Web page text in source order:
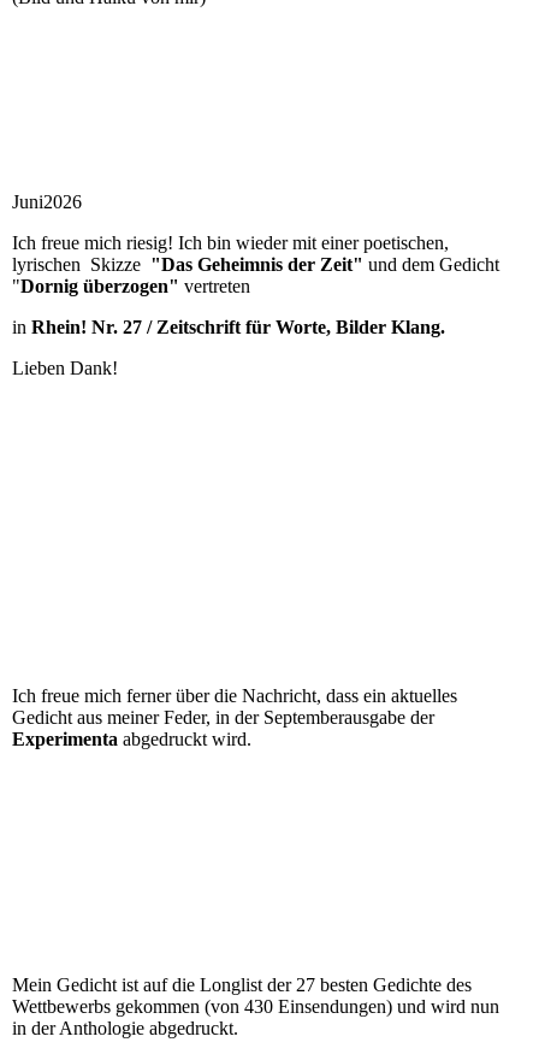
Juni2026
Ich freue mich riesig! Ich bin wieder mit einer poetischen,
lyrischen Skizze "Das Geheimnis der Zeit" und dem Gedicht
"Dornig überzogen" vertreten
in Rhein! Nr. 27 / Zeitschrift für Worte, Bilder Klang.
Lieben Dank!
Ich freue mich ferner über die Nachricht, dass ein aktuelles
Gedicht aus meiner Feder, in der Septemberausgabe der
Experimenta abgedruckt wird.
Mein Gedicht ist auf die Longlist der 27 besten Gedichte des
Wettbewerbs gekommen (von 430 Einsendungen) und wird nun
in der Anthologie abgedruckt.